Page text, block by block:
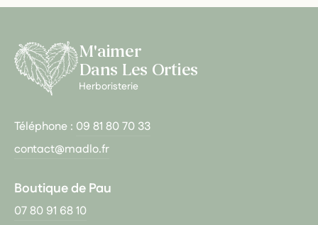
M'aimer
Dans Les Orties
Herboristerie
Téléphone : 09 81 80 70 33
contact@madlo.fr
Boutique de Pau
07 80 91 68 10